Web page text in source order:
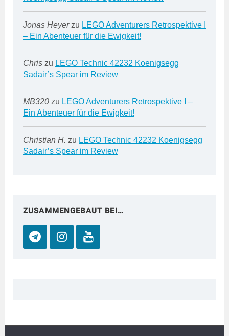
Jonas Heyerzu LEGO Adventurers Retrospektive I
– Ein Abenteuer für die Ewigkeit!
Chris zu LEGO Technic 42232 Koenigsegg
Sadair’s Spear im Review
MB320 zu LEGO Adventurers Retrospektive I –
Ein Abenteuer für die Ewigkeit!
Christian H. zu LEGO Technic 42232 Koenigsegg
Sadair’s Spear im Review
ZUSAMMENGEBAUT BEI…